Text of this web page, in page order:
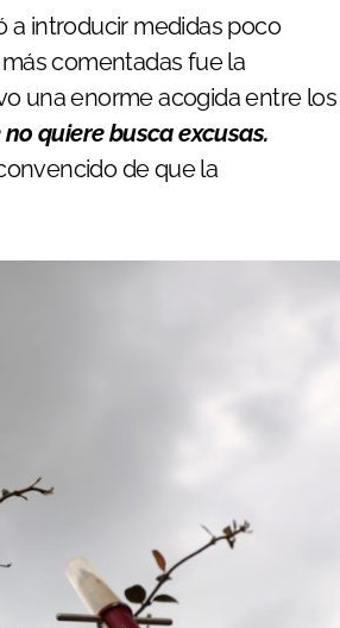
a introducir medidas poco
comentadas fue la
una enorme acogida entre los
quiere busca excusas.
de que la